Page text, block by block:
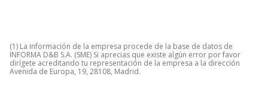
(1) La información de la empresa procede de la base de datos de
INFORMA D&B S.A. (SME) Si aprecias que existe algún error por favor
dirígete acreditando tu representación de la empresa a la dirección
Avenida de Europa, 19, 28108, Madrid.